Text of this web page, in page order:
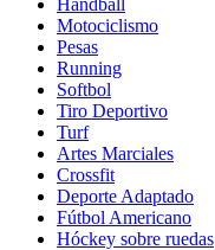
Handball
Motociclismo
Pesas
Running
Softbol
Tiro Deportivo
Turf
Artes Marciales
Crossfit
Deporte Adaptado
Fútbol Americano
Hóckey sobre ruedas